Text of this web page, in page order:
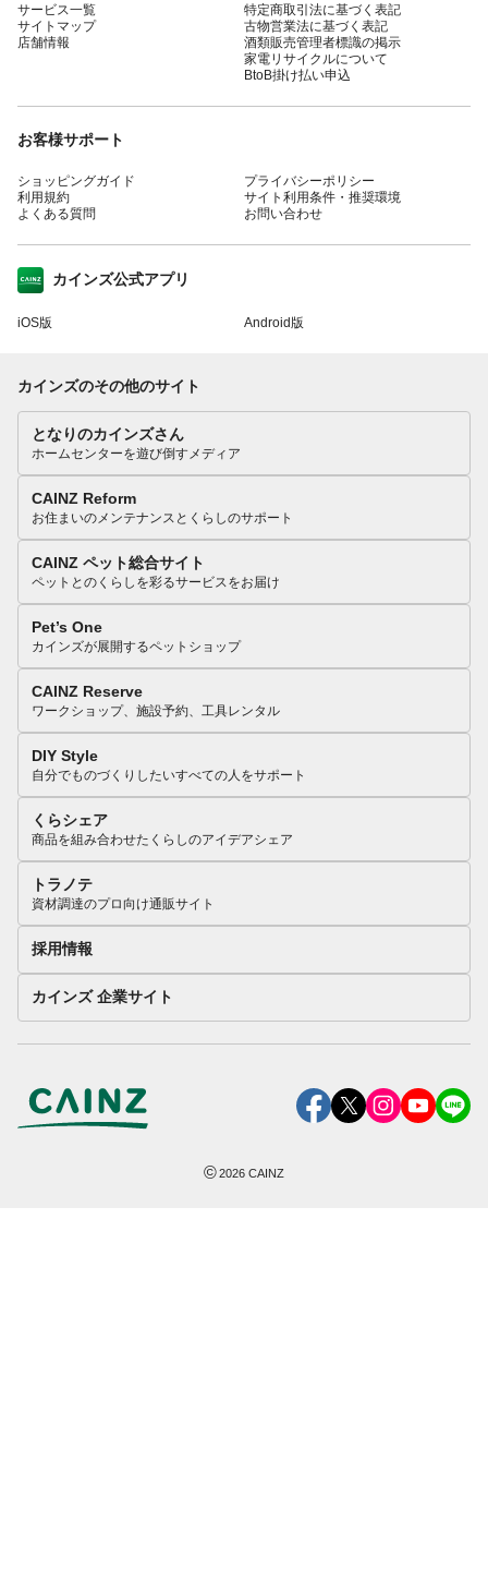
サービス一覧
サイトマップ
店舗情報
特定商取引法に基づく表記
古物営業法に基づく表記
酒類販売管理者標識の掲示
家電リサイクルについて
BtoB掛け払い申込
お客様サポート
ショッピングガイド
利用規約
よくある質問
プライバシーポリシー
サイト利用条件・推奨環境
お問い合わせ
カインズ公式アプリ
iOS版 Android版
カインズのその他のサイト
となりのカインズさん
ホームセンターを遊び倒すメディア
CAINZ Reform
お住まいのメンテナンスとくらしのサポート
CAINZ ペット総合サイト
ペットとのくらしを彩るサービスをお届け
Pet’s One
カインズが展開するペットショップ
CAINZ Reserve
ワークショップ、施設予約、工具レンタル
DIY Style
自分でものづくりしたいすべての人をサポート
くらシェア
商品を組み合わせたくらしのアイデアシェア
トラノテ
資材調達のプロ向け通販サイト
採用情報
カインズ 企業サイト
©2026 CAINZ